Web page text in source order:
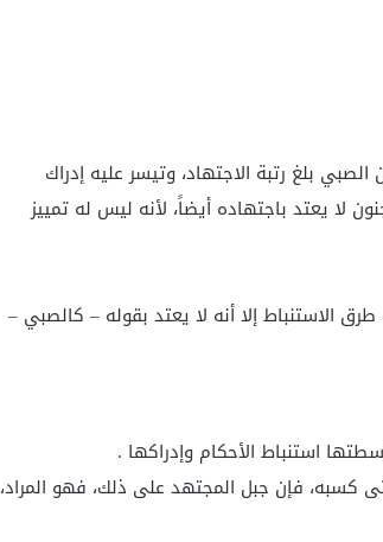
بلغ رتبة الاجتهاد، وتيسر عليه إدراك
لا يعتد باجتهاده أيضاً، لأنه ليس له تمييز
الاستنباط إلا أنه لا يعتد بقوله – كالصبي –
استنباط الأحكام وإدراكها .
كسبه، فإن جبل المجتهد على ذلك، فهو المراد،